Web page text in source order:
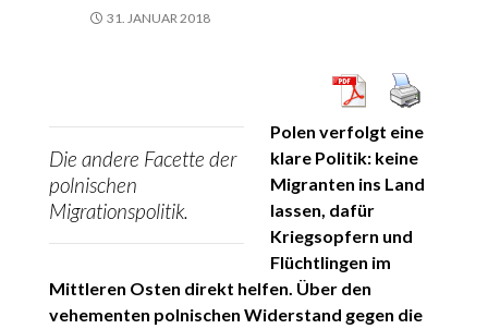
31. JANUAR 2018
Die andere Facette der
polnischen
Migrationspolitik.
Polen verfolgt eine
klare Politik: keine
Migranten ins Land
lassen, dafür
Kriegsopfern und
Flüchtlingen im
Mittleren Osten direkt helfen. Über den
vehementen polnischen Widerstand gegen die